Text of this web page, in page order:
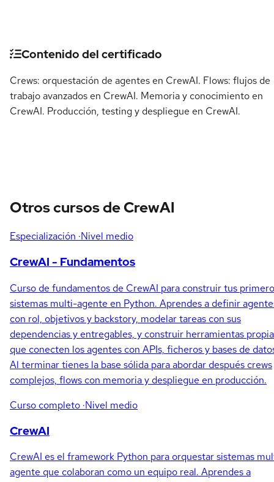
Detalles del curso
Contenido del certificado
Crews: orquestación de agentes en CrewAI. Flows: flujos de
trabajo avanzados en CrewAI. Memoria y conocimiento en
CrewAI. Producción, testing y despliegue en CrewAI.
Otros cursos de CrewAI
Especialización ·Nivel medio
CrewAI - Fundamentos
Curso de fundamentos de CrewAI para construir tus
sistemas multi-agente en Python. Aprendes a definir
con rol, objetivos y backstory, modelar tareas con sus
dependencias y entregables, y construir herramientas
que conecten los agentes con APIs, ficheros y bases de
Al terminar tienes la base sólida para abordar después crews
complejos, flows con memoria y despliegue en producción.
Curso completo ·Nivel medio
CrewAI
CrewAI es el framework Python para orquestar sistemas
agente que colaboran como un equipo real. Aprendes a